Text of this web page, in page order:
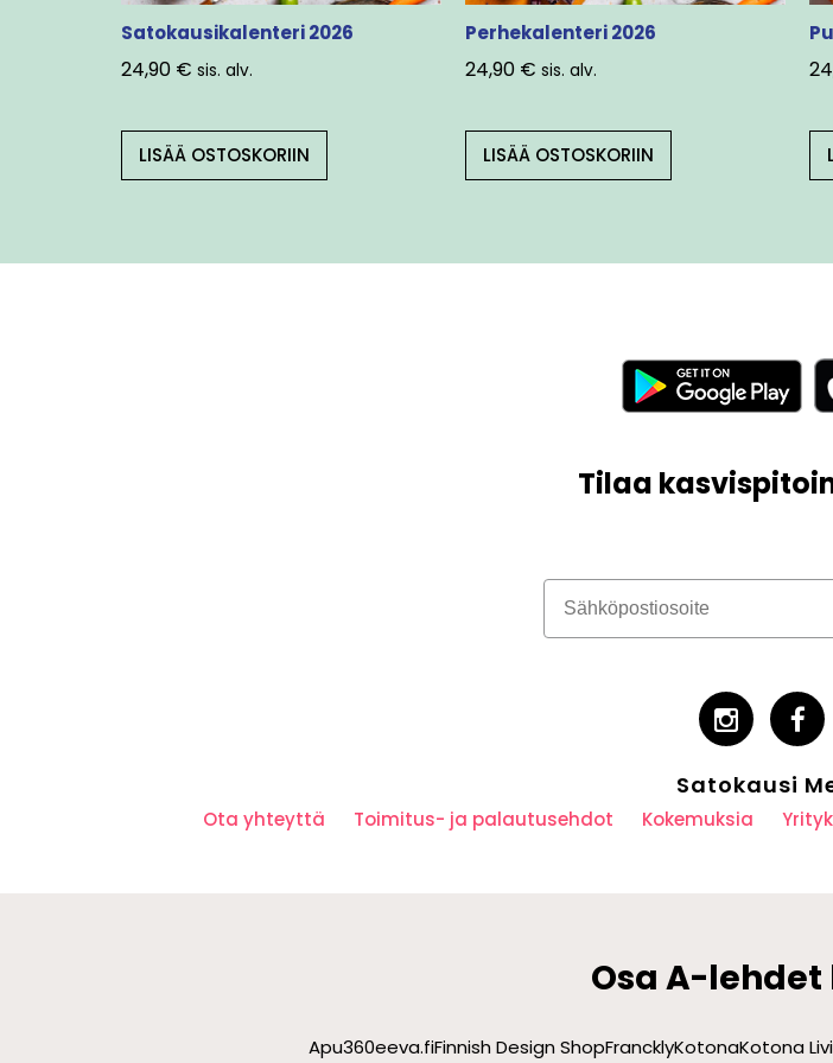
Satokausikalenteri 2026
24,90 € sis. alv.
LISÄÄ OSTOSKORIIN
Perhekalenteri 2026
24,90 € sis. alv.
LISÄÄ OSTOSKORIIN
Tilaa
Satokausi
Ota yhteyttä Toimitus- ja palautusehdot Kokemuksia
Osa A-
Apu360eeva.fiFinnish Design ShopFrancklyKotonaKotona